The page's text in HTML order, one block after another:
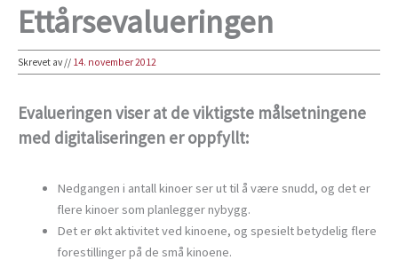
Ettårsevalueringen
Skrevet av// 14. november 2012
Evalueringen viser at de viktigste målsetningene
med digitaliseringen er oppfyllt:
Nedgangen i antall kinoer ser ut til å være snudd, og det er
flere kinoer som planlegger nybygg.
Det er økt aktivitet ved kinoene, og spesielt betydelig flere
forestillinger på de små kinoene.